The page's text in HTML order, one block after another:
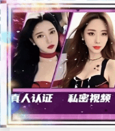
首页 >同城交友专题
社交实战教
阶指南
2025-12-16 / 330 次浏